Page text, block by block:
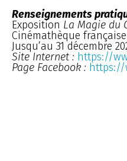
Renseignements
Exposition La Magie du
Cinémathèque
Jusqu’au 31 décembre
Site Internet : https://
Page Facebook : https://